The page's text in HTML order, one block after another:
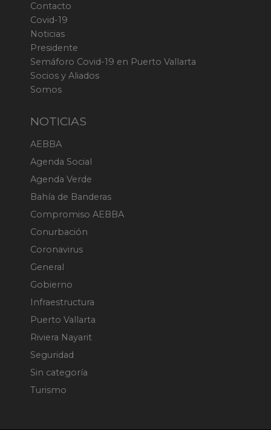
Contacto
Covid-19
Noticias
Presidente
Semáforo Covid-19 en Puerto Vallarta
Socios y Aliados
Somos
NOTICIAS
AEBBA
Agenda Social
Agenda Verde
Bahía de Banderas
Compromiso AEBBA
Conurbación
Coronavirus
General
Gobierno
Infraestructura
Puerto Vallarta
Riviera Nayarit
Seguridad
Sin categoría
Turismo